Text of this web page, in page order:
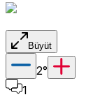
Büyüt
2°
1